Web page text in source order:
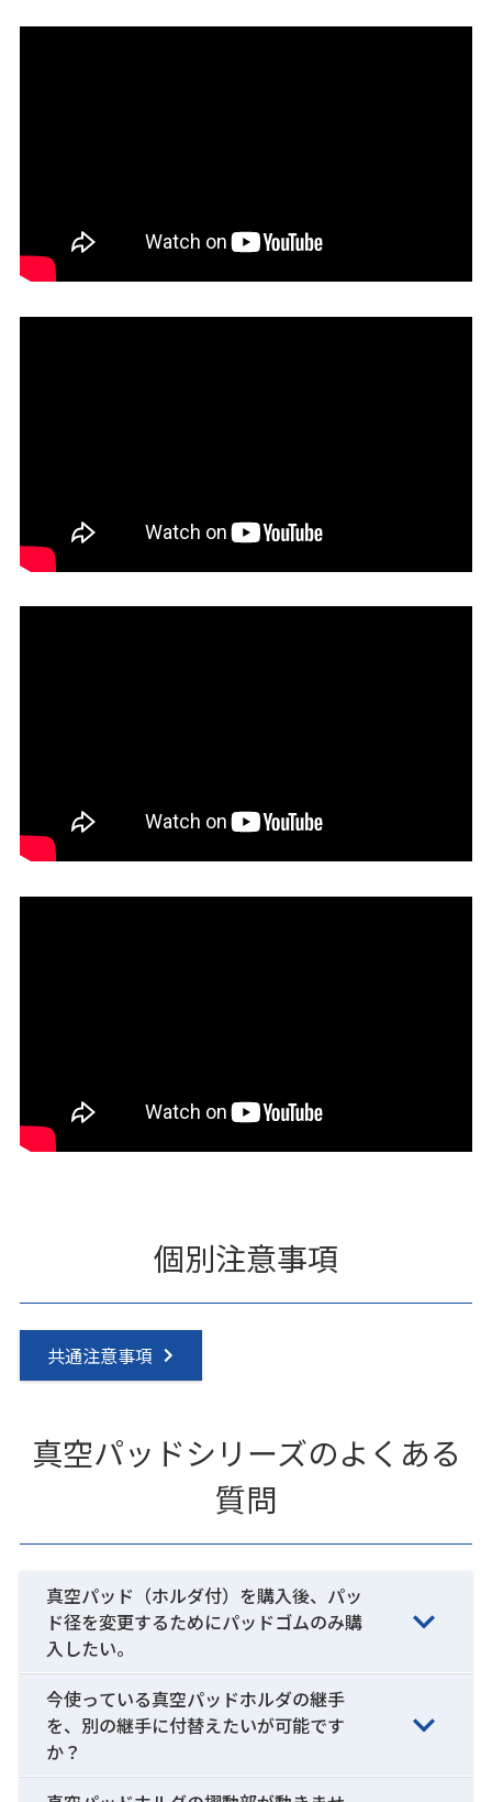
個別注意事項
共通注意事項
真空パッドシリーズのよくある
質問
真空パッド（ホルダ付）を購入後、パッ
ド径を変更するためにパッドゴムのみ購
入したい。
今使っている真空パッドホルダの継手
を、別の継手に付替えたいが可能です
か？